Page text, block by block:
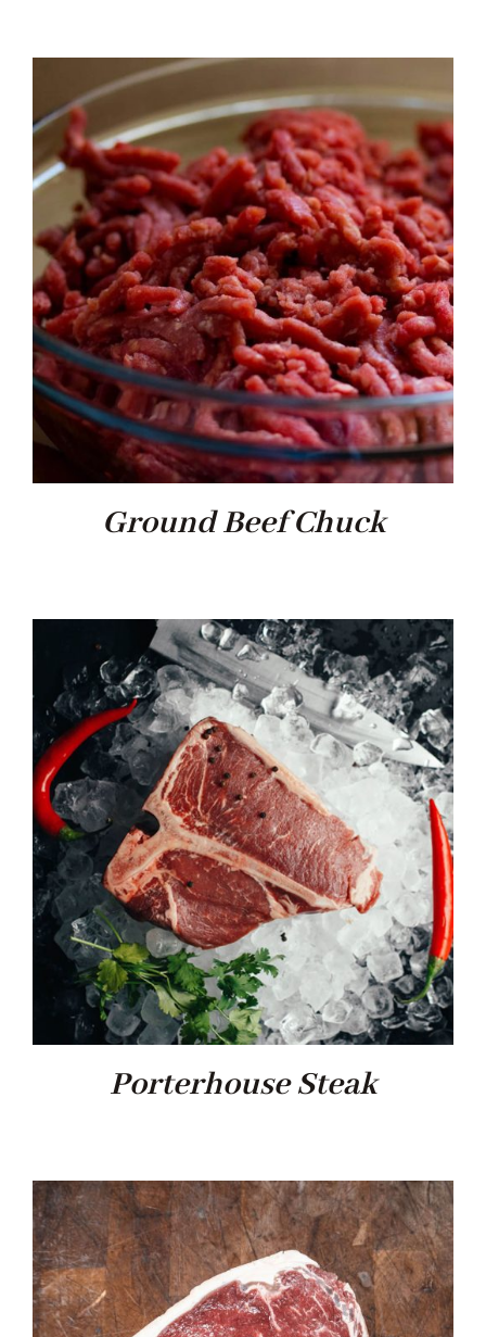
NOTICIES
CONTACTE
Ground Beef Chuck
Porterhouse Steak